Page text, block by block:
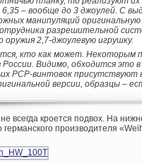
6,35 – вообще до 3 джоулей. С
манипуляций
разрешительной
оружия 2,7-джоулевую игрушку.
кто как может. Некоторым
России. Видимо, обходится это
PCP-винтовок
версии, образцы –
всегда кроется подвох. На
германского производителя